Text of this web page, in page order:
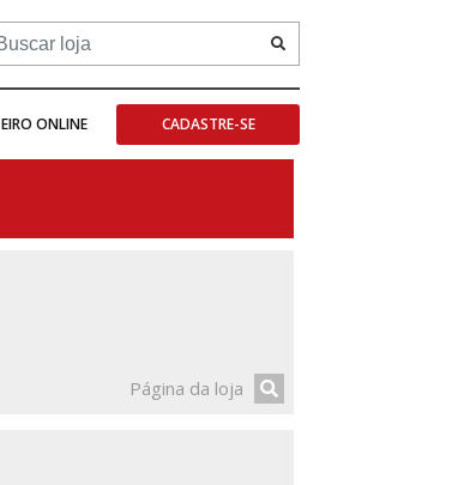
ONLINE CADASTRE-SE
Página da loja